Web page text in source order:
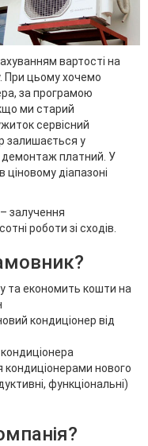
вартості на
При цьому хочемо
за програмою
ми старий
сервісний
залишається у
демонтаж платний. У
діапазоні
залучення
роботи зі сходів.
та економить кошти на
кондиціонер від
нового
функціональні)